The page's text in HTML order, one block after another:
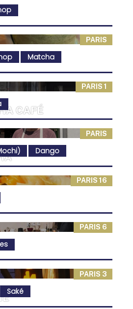
CAFÉ
PARIS
Matcha
PARIS 1
PARIS
Dango
PARIS 16
PARIS 6
PARIS 3
Saké